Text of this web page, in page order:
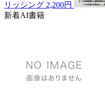
リッシング 2,200円
新着AI書籍